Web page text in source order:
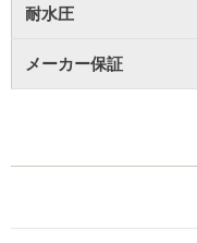
耐水圧
メーカー保証